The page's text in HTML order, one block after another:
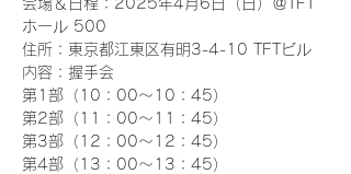
会場＆日程：2025年4月6日（日）＠TFT
ホール 500
住所：東京都江東区有明3-4-10 TFTビル
内容：握手会
第1部（10：00～10：45）
第2部（11：00～11：45）
第3部（12：00～12：45）
第4部（13：00～13：45）